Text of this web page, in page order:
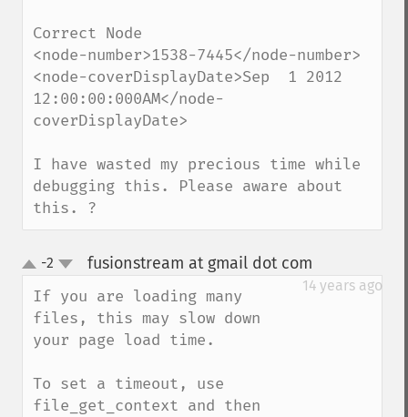
Correct Node
<node-number>1538-7445</node-number>
<node-coverDisplayDate>Sep  1 2012
12:00:00:000AM</node-
coverDisplayDate>
I have wasted my precious time while
debugging this. Please aware about
this. ?
up
down
-2 fusionstream at gmail dot com
14 years ago
If you are loading many
files, this may slow down
your page load time.
To set a timeout, use
file_get_context and then